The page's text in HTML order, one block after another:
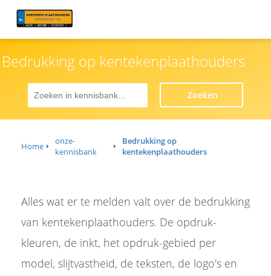
Bedrukking op kentekenplaathouders
Zoeken
Home
onze-
kennisbank
Bedrukking op
kentekenplaathouders
Alles wat er te melden valt over de bedrukking
van kentekenplaathouders. De opdruk-
kleuren, de inkt, het opdruk-gebied per
model, slijtvastheid, de teksten, de logo's en